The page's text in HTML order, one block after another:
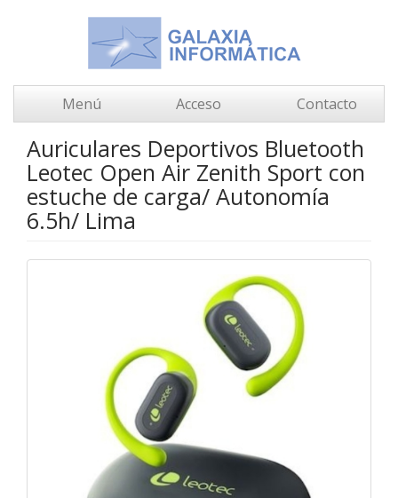
Menú Acceso Contacto
Auriculares Deportivos Bluetooth
Leotec Open Air Zenith Sport con
estuche de carga/ Autonomía
6.5h/ Lima